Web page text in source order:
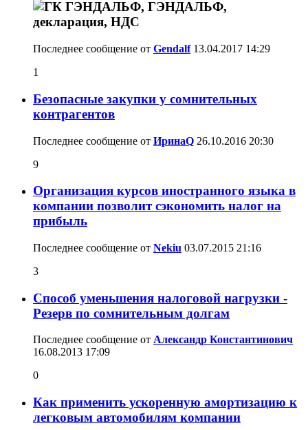
Последнее сообщение от Gendalf13.04.2017 14:29
1
Безопасные закупки у сомнительных
контрагентов
Последнее сообщение от ИринаQ 26.10.2016 20:30
9
Организация курсов иностранного языка в
компании позволит сэкономить налог на
прибыль
Последнее сообщение от Nekiu 03.07.2015 21:16
3
Способ уменьшения налоговой нагрузки -
Резерв по сомнительным долгам
Последнее сообщение от Александр Константинович
16.08.2013 17:09
0
Как применить ускоренную амортизацию к
легковым автомобилям компании